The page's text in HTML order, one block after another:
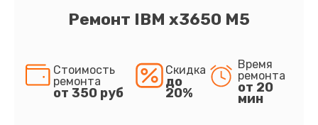
Ремонт IBM x3650 M5
Стоимость
ремонта
от 350 руб
Скидка
до
20%
Время
ремонта
от 20
мин